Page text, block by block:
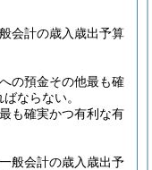
会計の歳入歳出予算
の預金その他最も確
ならない。
も確実かつ有利な有
般会計の歳入歳出予